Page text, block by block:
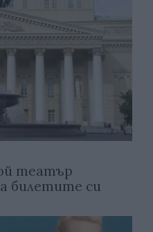
театър
билетите си